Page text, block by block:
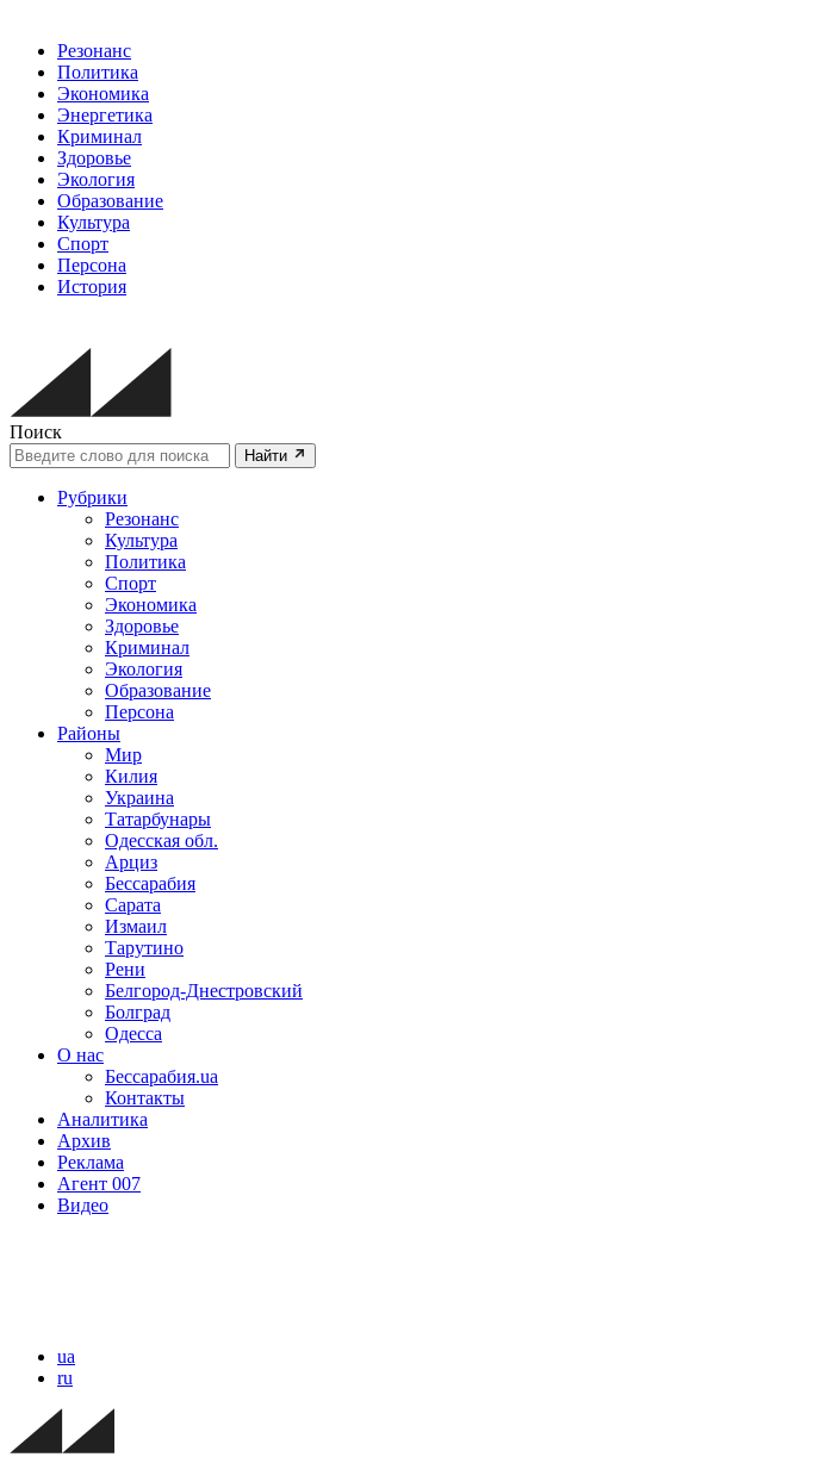
Резонанс
Политика
Экономика
Энергетика
Криминал
Здоровье
Экология
Образование
Культура
Спорт
Персона
История
Поиск
Найти
Рубрики
Резонанс
Культура
Политика
Спорт
Экономика
Здоровье
Криминал
Экология
Образование
Персона
Районы
Мир
Килия
Украина
Татарбунары
Одесская обл.
Арциз
Бессарабия
Сарата
Измаил
Тарутино
Рени
Белгород-Днестровский
Болград
Одесса
О нас
Бессарабия.ua
Контакты
Аналитика
Архив
Реклама
Агент 007
Видео
ua
ru